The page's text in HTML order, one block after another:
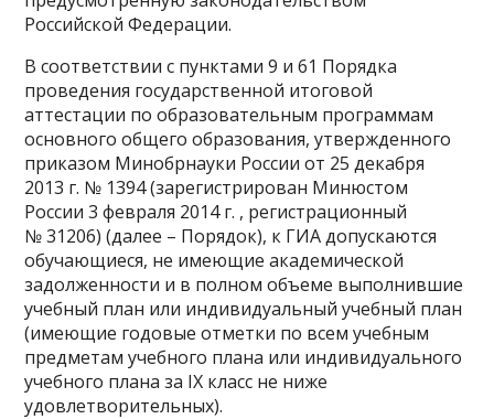
Российской Федерации.
В соответствии с пунктами 9 и 61 Порядка
проведения государственной итоговой
аттестации по образовательным программам
основного общего образования, утвержденного
приказом Минобрнауки России от 25 декабря
2013 г. № 1394 (зарегистрирован Минюстом
России 3 февраля 2014 г. , регистрационный
№ 31206) (далее – Порядок), к ГИА допускаются
обучающиеся, не имеющие академической
задолженности и в полном объеме выполнившие
учебный план или индивидуальный учебный план
(имеющие годовые отметки по всем учебным
предметам учебного плана или индивидуального
учебного плана за IX класс не ниже
удовлетворительных).